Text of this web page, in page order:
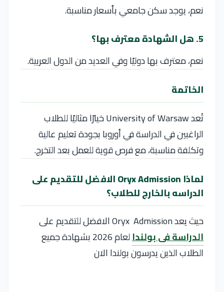
نعم، يوجد سكن جامعي بأسعار مناسبة.
5. هل الشهادة معترف بها؟
نعم، معترف بها دوليًا وفي العديد من الدول العربية.
الخاتمة
تُعدUniversity of Warsawخيارًا مثاليًا للطلاب
الراغبين في الدراسة في أوروبا بجودة تعليم عالية
وتكلفة مناسبة، مع فرص قوية للعمل بعد التخرج.
لماذا Oryx Admission الافضل للتقديم على
الدراسه بالخارج للطلاب؟
حيث يعد Oryx Admission الافضل للتقديم على
الدراسة فى بولندا
لعام 2026 بشهادة جميع
الطلاب الذين يدرسون بولندا الان